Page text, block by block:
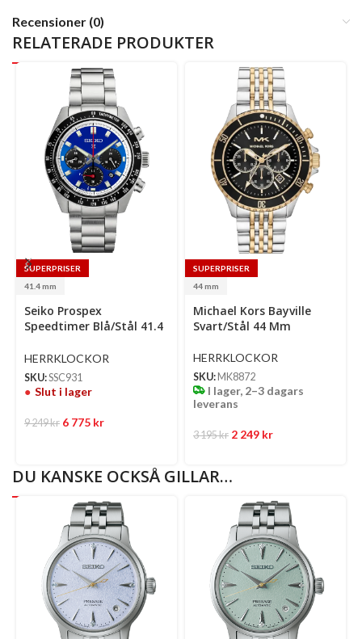
Recensioner (0)
RELATERADE PRODUKTER
SUPERPRISER
41.4 mm
Seiko Prospex
Speedtimer Blå/Stål 41.4
HERRKLOCKOR
SKU:SSC931
Slut i lager
9 249kr 6 775 kr
SUPERPRISER
44 mm
options
Michael Kors Bayville
Svart/Stål 44 Mm
HERRKLOCKOR
SKU: MK8872
I lager, 2–3 dagars
leverans
3 195kr 2 249 kr
DU KANSKE OCKSÅ GILLAR…